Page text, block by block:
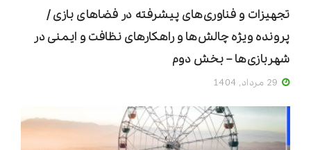
تجهیزات و فناوری‌های پیشرفته در فضاهای بازی /
پرونده ویژه چالش‌ها و راهکارهای نظافت و ایمنی در
شهربازی‌ها – بخش دوم